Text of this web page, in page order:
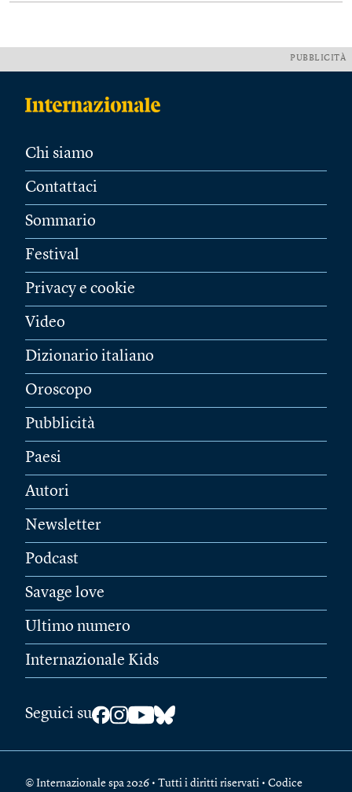
PUBBLICITÀ
Chi siamo
Contattaci
Sommario
Festival
Privacy e cookie
Video
Dizionario italiano
Oroscopo
Pubblicità
Paesi
Autori
Newsletter
Podcast
Savage love
Ultimo numero
Internazionale Kids
Seguici su
© Internazionale spa 2026 • Tutti i diritti riservati • Codice